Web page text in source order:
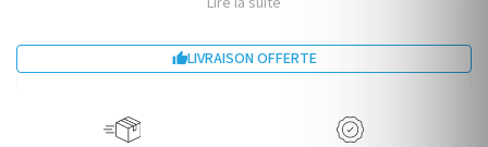
LIVRAISON OFFERTE